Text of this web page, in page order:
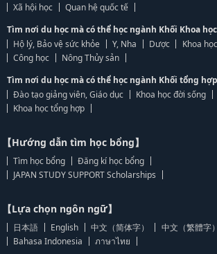
Xã hội học
Quan hệ quốc tế
Tìm nơi du học mà có thể học ngành Khối Khoa
Hộ lý, Bảo vệ sức khỏe
Y, Nha Dược
Khoa
Công học
Nông Thủy sản
Tìm nơi du học mà có thể học ngành Khối tổng
Đào tạo giảng viên, Giáo dục
Khoa học đời sống
Khoa học tổng hợp
【Hướng dẫn tìm học bổng】
Tìm học bổng
Đăng kí học bổng
JAPAN STUDY SUPPORT Scholarships
【Lựa chọn ngôn ngữ】
日本語 English 中文（简体字） 中文（繁體字）
Bahasa Indonesia
ภาษาไทย